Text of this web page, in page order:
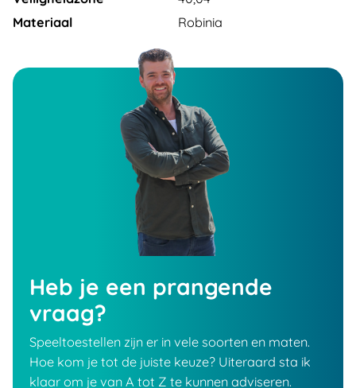
Materiaal
Robinia
Heb je een prangende
vraag?
Speeltoestellen zijn er in vele soorten en maten.
Hoe kom je tot de juiste keuze? Uiteraard sta ik
klaar om je van A tot Z te kunnen adviseren.